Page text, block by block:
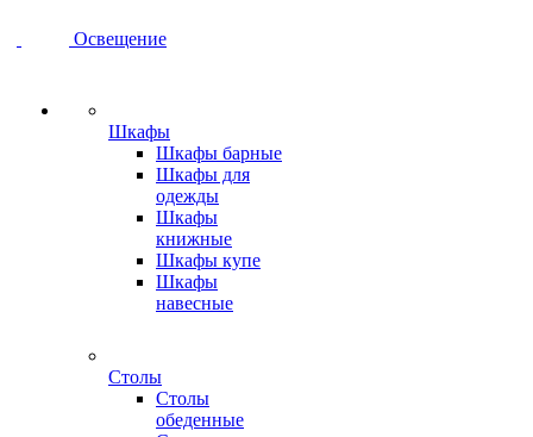
Освещение
Шкафы
Шкафы барные
Шкафы для
одежды
Шкафы
книжные
Шкафы купе
Шкафы
навесные
Столы
Столы
обеденные